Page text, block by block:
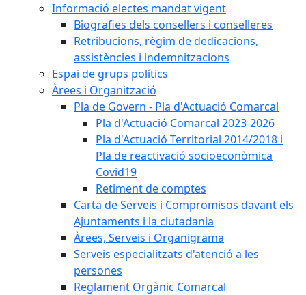
Informació electes mandat vigent
Biografies dels consellers i conselleres
Retribucions, règim de dedicacions,
assistències i indemnitzacions
Espai de grups polítics
Àrees i Organització
Pla de Govern - Pla d'Actuació Comarcal
Pla d'Actuació Comarcal 2023-2026
Pla d'Actuació Territorial 2014/2018 i
Pla de reactivació socioeconòmica
Covid19
Retiment de comptes
Carta de Serveis i Compromisos davant els
Ajuntaments i la ciutadania
Àrees, Serveis i Organigrama
Serveis especialitzats d'atenció a les
persones
Reglament Orgànic Comarcal